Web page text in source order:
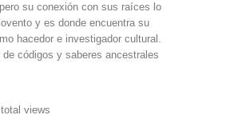
su conexión con sus raíces lo
y es donde encuentra su
hacedor e investigador cultural.
de códigos y saberes ancestrales
views